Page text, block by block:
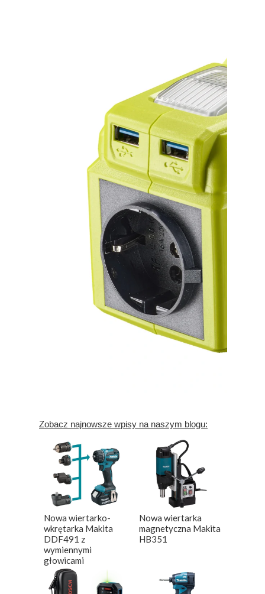
Zobacz najnowsze wpisy na naszym blogu:
Nowa wiertarko-
wkrętarka Makita
DDF491 z
wymiennymi
głowicami
Nowa wiertarka
magnetyczna Makita
HB351